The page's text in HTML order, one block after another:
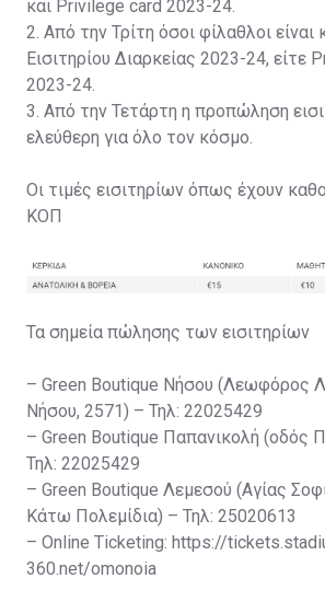
και Privilege card 2023-24.
2. Από την Τρίτη όσοι φίλαθλοι είναι
Εισιτηρίου Διαρκείας 2023-24, είτε
2023-24.
3. Από την Τετάρτη η προπώληση
ελεύθερη για όλο τον κόσμο.
Οι τιμές εισιτηρίων όπως έχουν
ΚΟΠ
Τα σημεία πώλησης των εισιτηρίων
– Green Boutique Νήσου (Λεωφόρος
Νήσου, 2571) – Τηλ: 22025429
– Green Boutique Παπανικολή (οδός
Τηλ: 22025429
– Green Boutique Λεμεσού (Αγίας
Κάτω Πολεμίδια) – Τηλ: 25020613
– Online Ticketing: https://
360.net/omonoia